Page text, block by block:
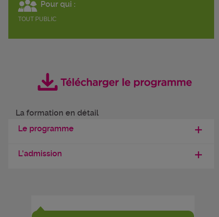
Pour qui :
TOUT PUBLIC
La formation en détail
Le programme
L'admission